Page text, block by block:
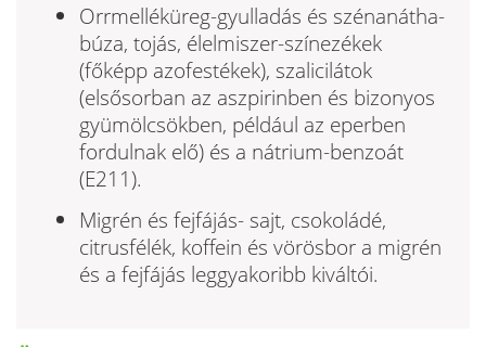
Orrmelléküreg-gyulladás és szénanátha-
búza, tojás, élelmiszer-szí­nezékek
(főképp azofestékek), szalicilátok
(elsősorban az aszpirinben és bizonyos
gyümölcsökben, például az eperben
fordulnak elő) és a nátrium-benzoát
(E211).
Migrén és fejfájás- sajt, csokoládé,
citrusfélék, koffein és vörösbor a migrén
és a fejfájás leggyakoribb kiváltói.